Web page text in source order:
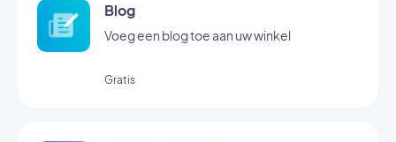
Blog
Voeg een blog toe aan uw winkel
Gratis